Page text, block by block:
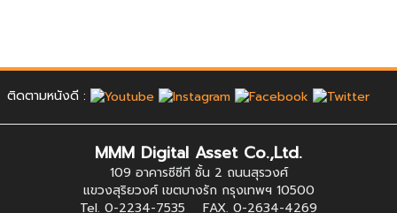
ติดตามหนังดี :
MMM Digital Asset Co.,Ltd.
109 อาคารซีซีที ชั้น 2 ถนนสุรวงศ์
แขวงสุริยวงศ์ เขตบางรัก กรุงเทพฯ 10500
Tel. 0-2234-7535 FAX. 0-2634-4269